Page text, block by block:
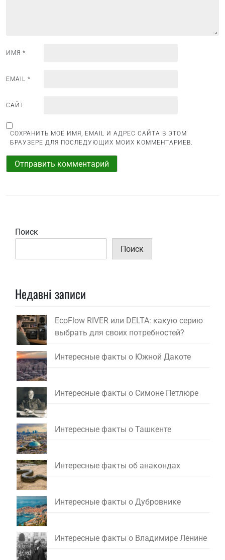
я
м
ИМЯ *
EMAIL *
САЙТ
СОХРАНИТЬ МОЁ ИМЯ, EMAIL И АДРЕС САЙТА В ЭТОМ
БРАУЗЕРЕ ДЛЯ ПОСЛЕДУЮЩИХ МОИХ КОММЕНТАРИЕВ.
Поиск
Поиск
Недавні записи
EcoFlow RIVER или DELTA: какую серию
выбрать для своих потребностей?
Интересные факты о Южной Дакоте
Интересные факты о Симоне Петлюре
Интересные факты о Ташкенте
Интересные факты об анакондах
Интересные факты о Дубровнике
Интересные факты о Владимире Ленине